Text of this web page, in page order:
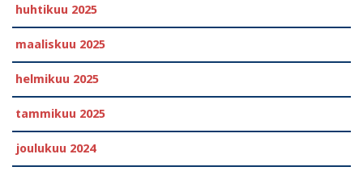
huhtikuu 2025
maaliskuu 2025
helmikuu 2025
tammikuu 2025
joulukuu 2024